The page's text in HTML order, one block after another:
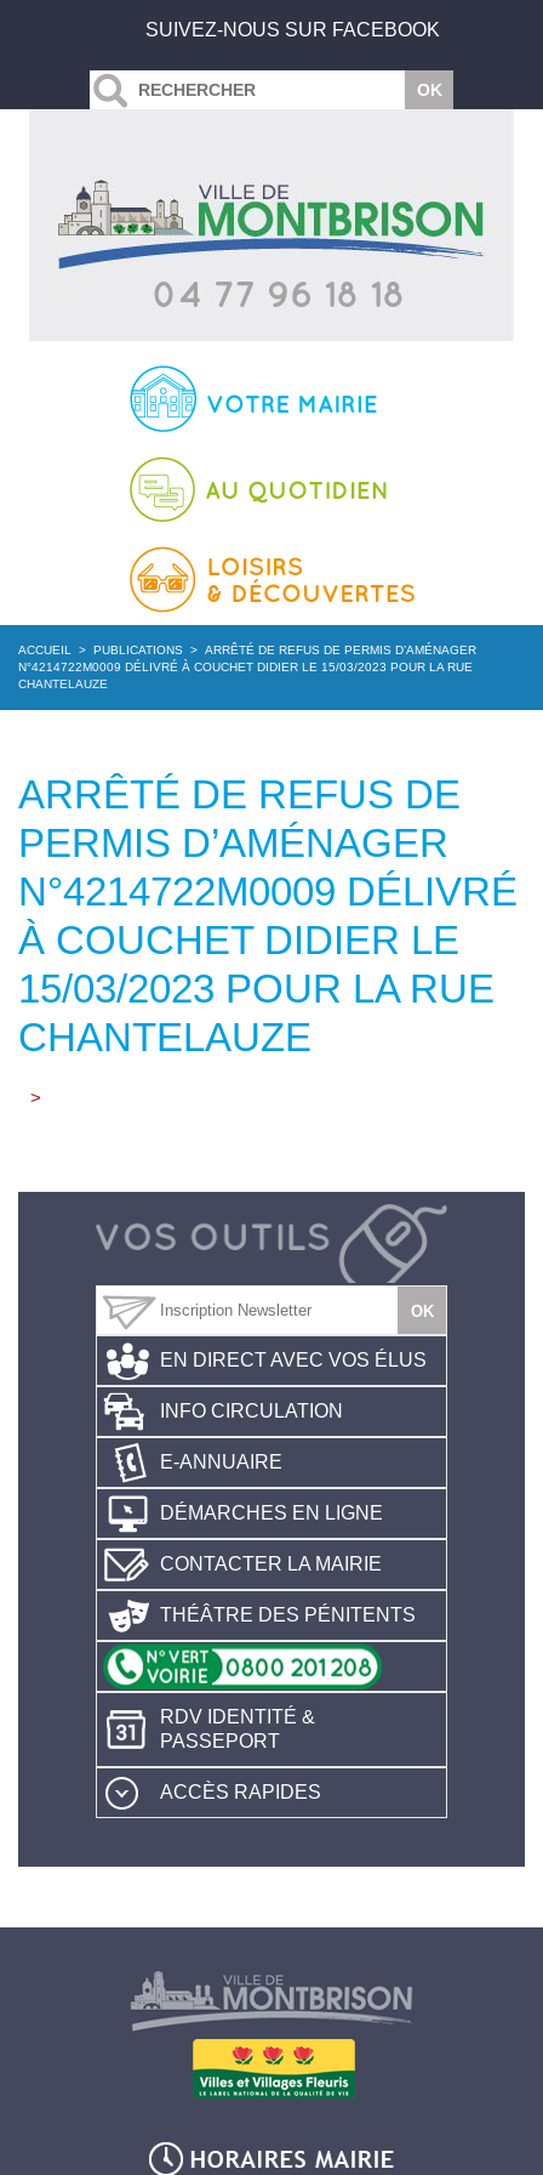
SUIVEZ-NOUS SUR FACEBOOK
ACCUEIL > PUBLICATIONS > ARRÊTÉ DE REFUS DE PERMIS D’AMÉNAGER
N°4214722M0009 DÉLIVRÉ À COUCHET DIDIER LE 15/03/2023 POUR LA RUE
CHANTELAUZE
ARRÊTÉ DE REFUS DE
PERMIS D’AMÉNAGER
N°4214722M0009 DÉLIVRÉ
À COUCHET DIDIER LE
15/03/2023 POUR LA RUE
CHANTELAUZE
>
EN DIRECT AVEC VOS ÉLUS
INFO CIRCULATION
E-ANNUAIRE
DÉMARCHES EN LIGNE
CONTACTER LA MAIRIE
THÉÂTRE DES PÉNITENTS
RDV IDENTITÉ &
PASSEPORT
ACCÈS RAPIDES